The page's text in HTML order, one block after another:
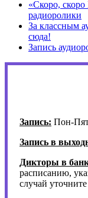
«Скоро,
радиоролики
За классным
сюда!
Запись
Запись: Пон-
Запись в
Дикторы в
расписанию,
случай